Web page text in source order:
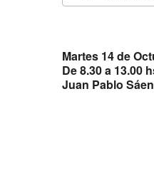
Martes 14 de
De 8.30 a 13.00
Juan Pablo